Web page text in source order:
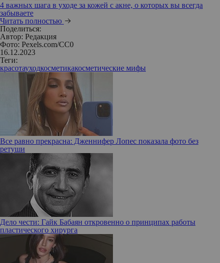
4 важных шага в уходе за кожей с акне, о которых вы всегда
забываете
Читать полностью
Поделиться:
Автор: Редакция
Фото: Pexels.com/CC0
16.12.2023
Теги:
красотауходкосметикакосметические мифы
Все равно прекрасна: Дженнифер Лопес показала фото без
ретуши
Дело чести: Гайк Бабаян откровенно о принципах работы
пластического хирурга